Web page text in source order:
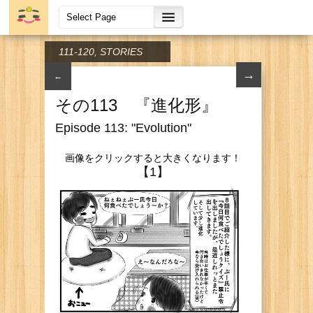
111-120 STORIES
← →
その113 『進化形』
Episode 113: "Evolution"
画像をクリックすると大きくなります！
【1】